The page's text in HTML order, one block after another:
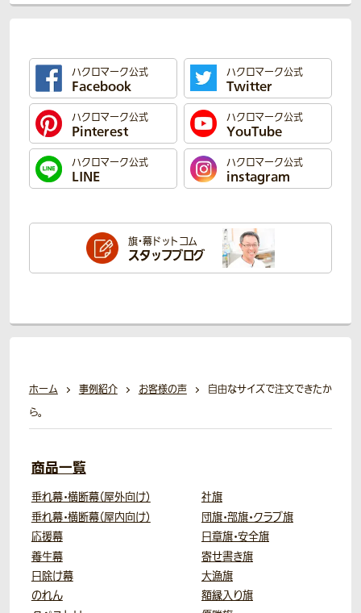
ハクロマーク公式
Facebook
ハクロマーク公式
Twitter
ハクロマーク公式
Pinterest
ハクロマーク公式
YouTube
ハクロマーク公式
LINE
ハクロマーク公式
instagram
旗・幕ドットコム
スタッフブログ
ホーム 事例紹介 お客様の声
自由なサイズで注文できたか
ら。
商品一覧
垂れ幕・横断幕（屋外向け）
垂れ幕・横断幕（屋内向け）
応援幕
養生幕
日除け幕
のれん
社旗
団旗・部旗・クラブ旗
日章旗・安全旗
寄せ書き旗
大漁旗
額縁入り旗